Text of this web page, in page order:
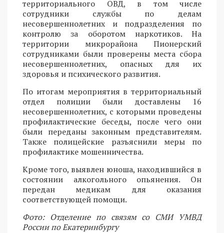
территориального ОВД, в том числе
сотрудники службы по делам
несовершеннолетних и подразделения по
контролю за оборотом наркотиков. На
территории микрорайона Пионерский
сотрудниками были проверены места сбора
несовершеннолетних, опасных для их
здоровья и психического развития.
По итогам мероприятия в территориальный
отдел полиции были доставлены 16
несовершеннолетних, с которыми проведены
профилактические беседы, после чего они
были переданы законным представителям.
Также полицейские разъяснили меры по
профилактике мошенничества.
Кроме того, выявлен юноша, находившийся в
состоянии алкогольного опьянения. Он
передан медикам для оказания
соответствующей помощи.
Фото: Отделение по связям со СМИ УМВД
России по Екатеринбургу